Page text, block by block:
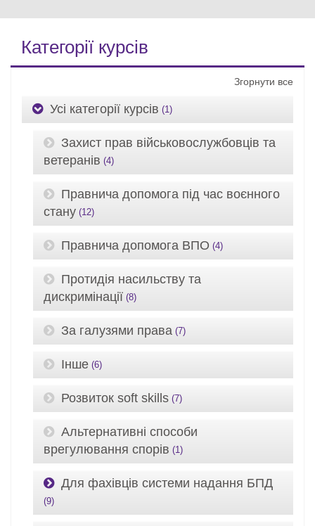
Категорії курсів
Згорнути все
Усі категорії курсів (1)
Захист прав військовослужбовців та
ветеранів (4)
Правнича допомога під час воєнного
стану (12)
Правнича допомога ВПО (4)
Протидія насильству та
дискримінації (8)
За галузями права (7)
Інше (6)
Розвиток soft skills (7)
Альтернативні способи
врегулювання спорів (1)
Для фахівців системи надання БПД
(9)